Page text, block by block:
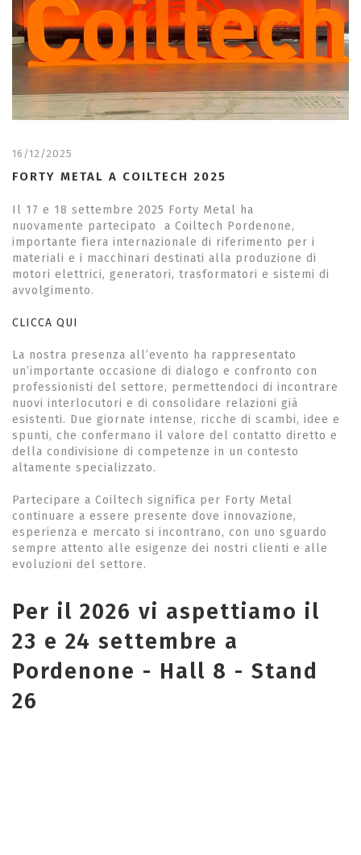
16/12/2025
FORTY METAL A COILTECH 2025
Il 17 e 18 settembre 2025 Forty Metal ha
nuovamente partecipato a Coiltech Pordenone,
importante fiera internazionale di riferimento per i
materiali e i macchinari destinati alla produzione di
motori elettrici, generatori, trasformatori e sistemi di
avvolgimento.
CLICCA QUI
La nostra presenza all’evento ha rappresentato
un’importante occasione di dialogo e confronto con
professionisti del settore, permettendoci di incontrare
nuovi interlocutori e di consolidare relazioni già
esistenti. Due giornate intense, ricche di scambi, idee e
spunti, che confermano il valore del contatto diretto e
della condivisione di competenze in un contesto
altamente specializzato.
Partecipare a Coiltech significa per Forty Metal
continuare a essere presente dove innovazione,
esperienza e mercato si incontrano, con uno sguardo
sempre attento alle esigenze dei nostri clienti e alle
evoluzioni del settore.
Per il 2026 vi aspettiamo il
23 e 24 settembre a
Pordenone - Hall 8 - Stand
26